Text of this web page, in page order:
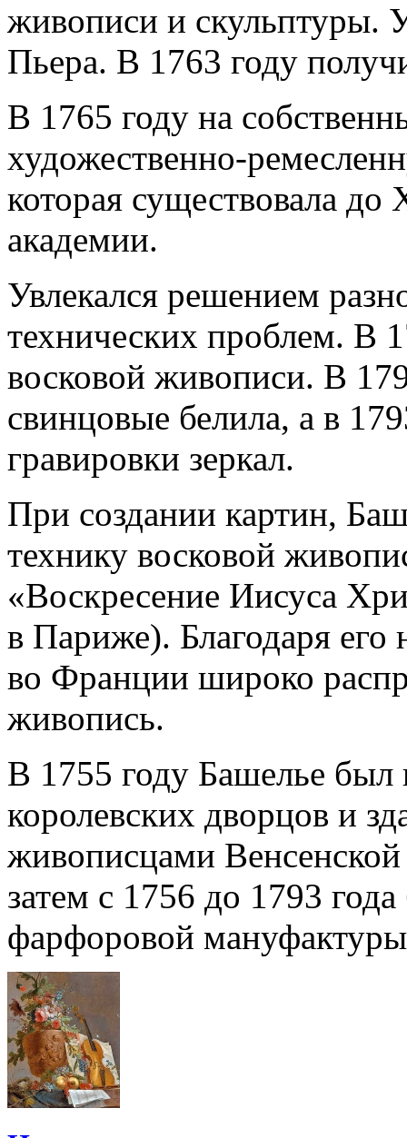
живописи и скульптуры.
Пьера. В 1763 году
В 1765 году на
художественно-
которая существовала
академии.
Увлекался решением
технических проблем. В
восковой живописи. В
свинцовые белила, а в
гравировки зеркал.
При создании картин,
технику восковой
«Воскресение Иисуса
в Париже). Благодаря его
во Франции широко
живопись.
В 1755 году Башелье был
королевских дворцов и
живописцами
затем с 1756 до 1793
фарфоровой